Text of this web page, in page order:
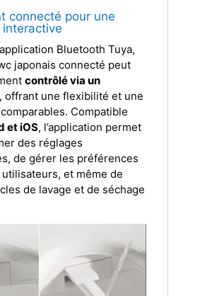
connecté pour une
Bluetooth Tuya,
japonais connecté peut
contrôlé via un
offrant une flexibilité et une
Compatible
et iOS, l’application permet
des réglages
de gérer les préférences
et même de
de lavage et de séchage